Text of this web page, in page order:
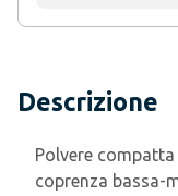
Descrizione
Polvere
coprenza bassa-